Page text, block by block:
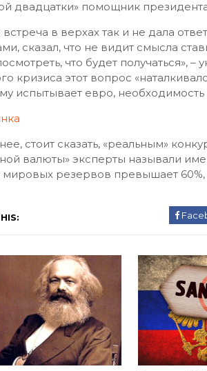
двадцатки» помощник
в верхах так и не дала
сказал, что не видит смысла
что будет получаться»,
кризиса этот вопрос
испытывает евро,
стоит сказать, «реальным»
валюты» эксперты называли
резервов превышает 60%,